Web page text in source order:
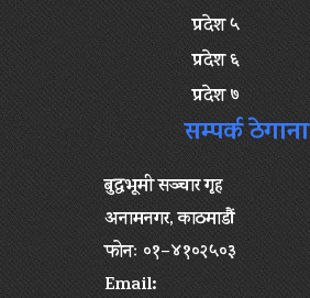
प्रदेश ५
प्रदेश ६
प्रदेश ७
सम्पर्क ठेगाना
बुद्धभूमी सञ्चार गृह
अनामनगर, काठमाडौं
फोनः ०१–४१०२५०३
Email: